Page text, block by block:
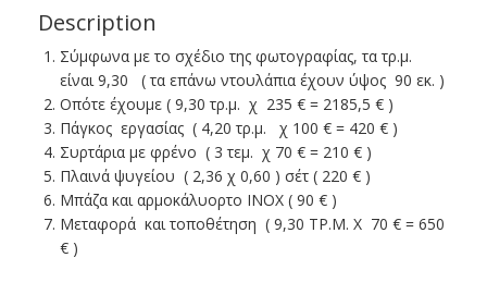
quantity
Description
Σύμφωνα με το σχέδιο της φωτογραφίας, τα τρ.μ.
είναι 9,30 ( τα επάνω ντουλάπια έχουν ύψος 90 εκ. )
Οπότε έχουμε ( 9,30 τρ.μ. χ 235 € = 2185,5 € )
Πάγκος εργασίας ( 4,20 τρ.μ. χ 100 € = 420 € )
Συρτάρια με φρένο ( 3 τεμ. χ 70 € = 210 € )
Πλαινά ψυγείου ( 2,36 χ 0,60 ) σέτ ( 220 € )
Μπάζα και αρμοκάλυορτο ΙΝΟΧ ( 90 € )
Μεταφορά και τοποθέτηση ( 9,30 ΤΡ.Μ. Χ 70 € = 650
€ )